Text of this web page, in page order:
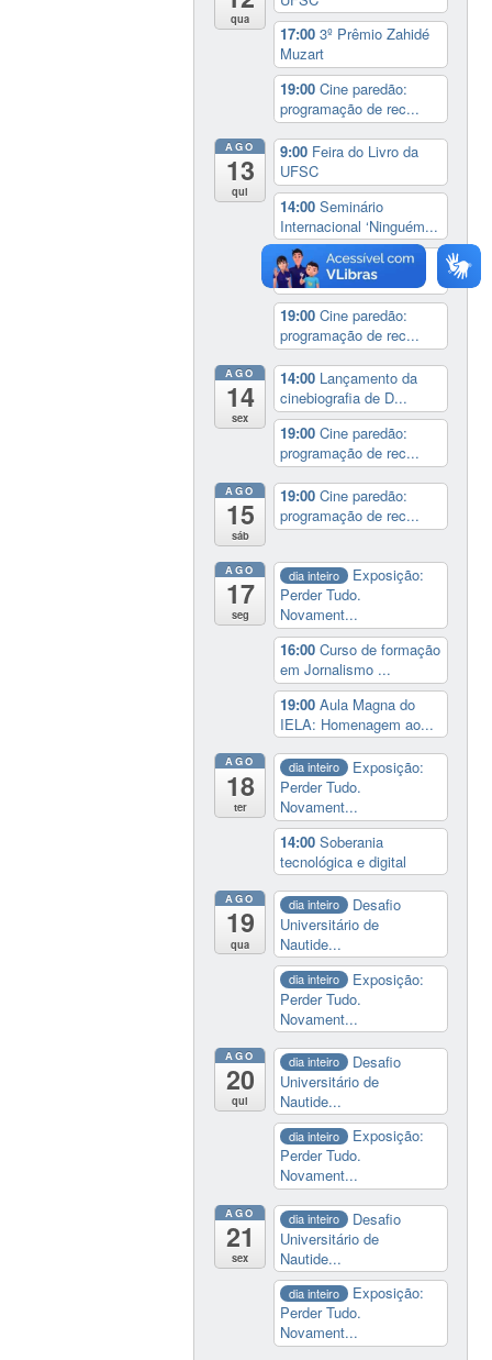
qua
17:003º Prêmio Zahidé
Muzart
19:00Cine paredão:
programação de rec...
AGO
13
qui
9:00 Feira do Livro da
UFSC
14:00Seminário
Internacional ‘Ninguém...
14:30 Sessão Especial
do Conselho Esta...
19:00Cine paredão:
programação de rec...
AGO
14
sex
14:00 Lançamento da
cinebiografia de D...
19:00Cine paredão:
programação de rec...
AGO
15
sáb
19:00Cine paredão:
programação de rec...
AGO
17
seg
dia inteiro
Exposição:
Perder Tudo.
Novament...
16:00Curso de formação
em Jornalismo ...
19:00Aula Magna do
IELA: Homenagem ao...
AGO
18
ter
dia inteiro
Exposição:
Perder Tudo.
Novament...
14:00Soberania
tecnológica e digital
AGO
19
qua
dia inteiro
Desafio
Universitário de
Nautide...
dia inteiro
Exposição:
Perder Tudo.
Novament...
AGO
20
qui
dia inteiro
Desafio
Universitário de
Nautide...
dia inteiro
Exposição:
Perder Tudo.
Novament...
AGO
21
sex
dia inteiro
Desafio
Universitário de
Nautide...
dia inteiro
Exposição:
Perder Tudo.
Novament...